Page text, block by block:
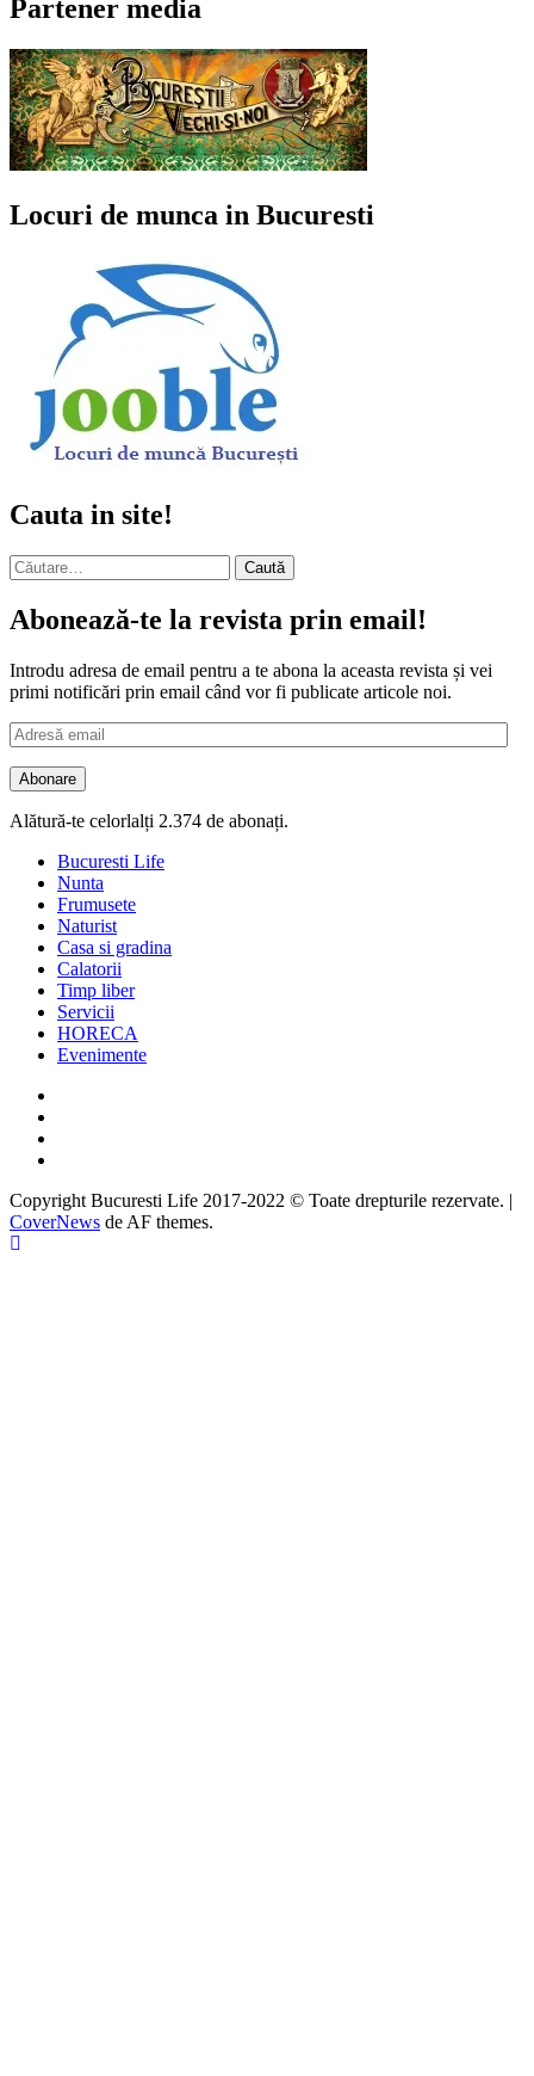
Partener media
Locuri de munca in Bucuresti
Cauta in site!
Caută
după:
Abonează-te la revista prin email!
Introdu adresa de email pentru a te abona la aceasta revista și vei
primi notificări prin email când vor fi publicate articole noi.
Adresă
email
Abonare
Alătură-te celorlalți 2.374 de abonați.
Bucuresti Life
Nunta
Frumusete
Naturist
Casa si gradina
Calatorii
Timp liber
Servicii
HORECA
Evenimente
Copyright Bucuresti Life 2017-2022 © Toate drepturile rezervate. |
CoverNews de AF themes.